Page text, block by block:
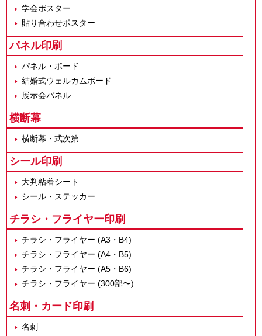
学会ポスター
貼り合わせポスター
パネル印刷
パネル・ボード
結婚式ウェルカムボード
展示会パネル
横断幕
横断幕・式次第
シール印刷
大判粘着シート
シール・ステッカー
チラシ・フライヤー印刷
チラシ・フライヤー (A3・B4)
チラシ・フライヤー (A4・B5)
チラシ・フライヤー (A5・B6)
チラシ・フライヤー (300部〜)
名刺・カード印刷
名刺